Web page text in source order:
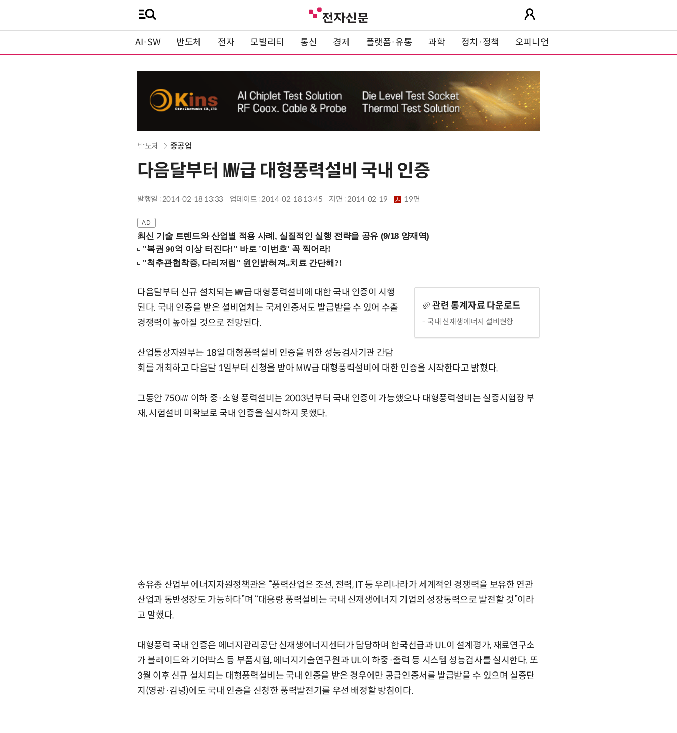
AI·SW 반도체 전자 모빌리티 통신 경제 플랫폼·유통 과학 정치·정책 오피니언
반도체 중공업
다음달부터 ㎿급 대형풍력설비 국내 인증
발행일 : 2014-02-18 13:33 업데이트 : 2014-02-18 13:45 지면 :2014-02-19 19면
최신 기술 트렌드와 산업별 적용 사례, 실질적인 실행 전략을 공유 (9/18 양재역)
관련 통계자료 다운로드
국내 신재생에너지 설비현황
다음달부터 신규 설치되는 ㎿급 대형풍력설비에 대한 국내 인증이 시행
된다. 국내 인증을 받은 설비업체는 국제인증서도 발급받을 수 있어 수출
경쟁력이 높아질 것으로 전망된다.
산업통상자원부는 18일 대형풍력설비 인증을 위한 성능검사기관 간담
회를 개최하고 다음달 1일부터 신청을 받아 MW급 대형풍력설비에 대한 인증을 시작한다고 밝혔다.
그동안 750㎾ 이하 중·소형 풍력설비는 2003년부터 국내 인증이 가능했으나 대형풍력설비는 실증시험장 부
재, 시험설비 미확보로 국내 인증을 실시하지 못했다.
송유종 산업부 에너지자원정책관은 “풍력산업은 조선, 전력, IT 등 우리나라가 세계적인 경쟁력을 보유한 연관
산업과 동반성장도 가능하다”며 “대용량 풍력설비는 국내 신재생에너지 기업의 성장동력으로 발전할 것”이라
고 말했다.
대형풍력 국내 인증은 에너지관리공단 신재생에너지센터가 담당하며 한국선급과 UL이 설계평가, 재료연구소
가 블레이드와 기어박스 등 부품시험, 에너지기술연구원과 UL이 하중·출력 등 시스템 성능검사를 실시한다. 또
3월 이후 신규 설치되는 대형풍력설비는 국내 인증을 받은 경우에만 공급인증서를 발급받을 수 있으며 실증단
지(영광·김녕)에도 국내 인증을 신청한 풍력발전기를 우선 배정할 방침이다.